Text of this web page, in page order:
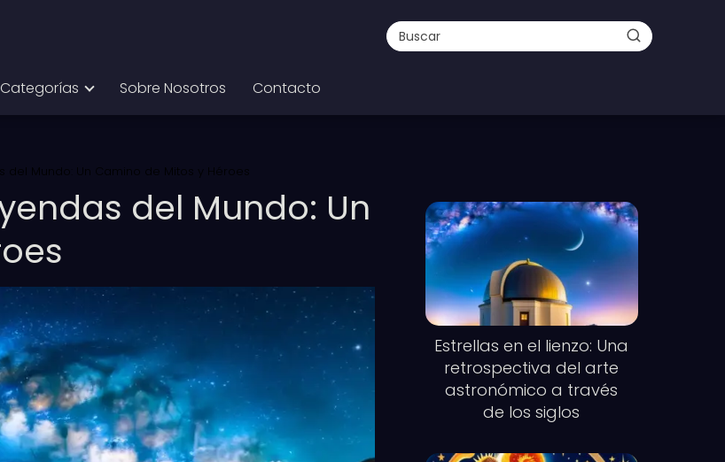
Categorías Sobre Nosotros Contacto
del Mundo: Un Camino de Mitos y Héroes
del Mundo: Un
Estrellas en el lienzo: Una
retrospectiva del arte
astronómico a través
de los siglos